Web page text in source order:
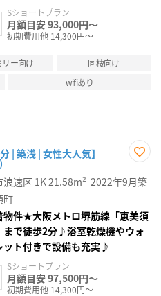
Sショートプラン
月額目安 93,000円～
初期費用他 14,300円～
リー向け
同棲向け
wifiあり
| 築浅 | 女性大人気】
に入
り登
浪速区 1K21.58m² 2022年9月築
町
件★大阪メトロ堺筋線「恵美須
まで徒歩2分♪浴室乾燥機やウォ
ット付きで設備も充実♪
Sショートプラン
月額目安 97,500円～
初期費用他 14,300円～